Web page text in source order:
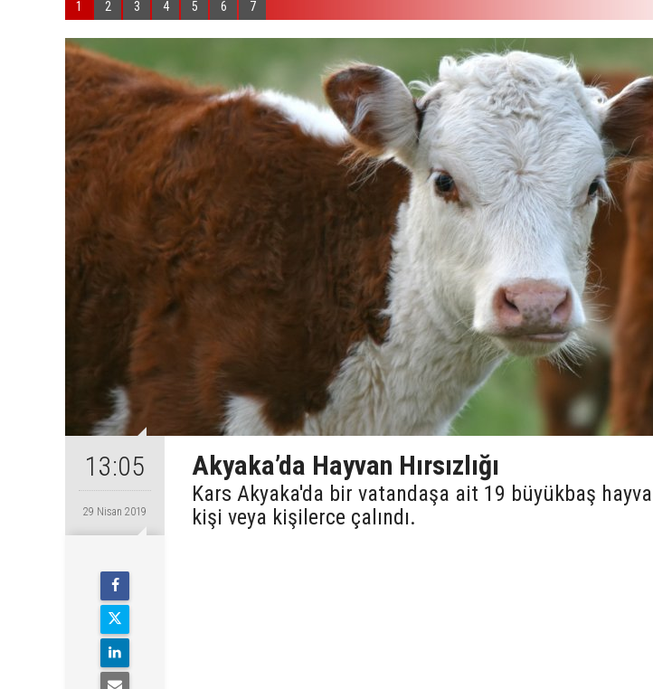
1 2 3 4 5 6 7
13:05
29 Nisan 2019
Akyaka’da Hayvan Hırsızlığı
Kars Akyaka'da bir vatandaşa ait 19 büyükbaş
kişi veya kişilerce çalındı.